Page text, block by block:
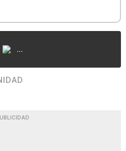
...